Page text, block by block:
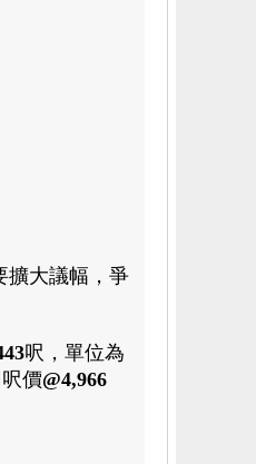
擴大議幅 ，爭
呎 ， 單位為
價@4,966